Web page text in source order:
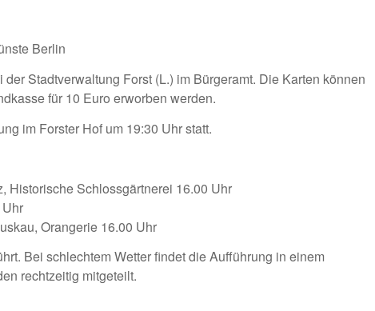
Berlin
Stadtverwaltung Forst (L.) im Bürgeramt. Die Karten können
für 10 Euro erworben werden.
im Forster Hof um 19:30 Uhr statt.
Historische Schlossgärtnerei 16.00 Uhr
Orangerie 16.00 Uhr
Bei schlechtem Wetter findet die Aufführung in einem
rechtzeitig mitgeteilt.